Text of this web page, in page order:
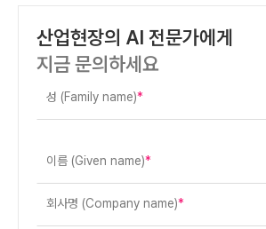
산업현장의 AI 전문가에게
지금 문의하세요
성 (Family name)*
이름 (Given name)*
회사명 (Company name)*